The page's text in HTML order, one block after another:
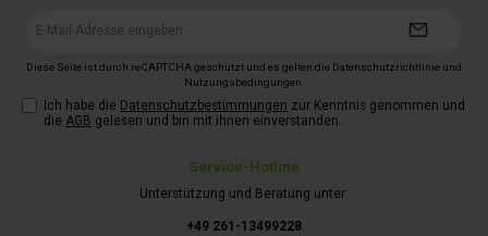
Service-Hotline
Unterstützung und Beratung unter:
+49 261-13499228
Diese Seite ist durch reCAPTCHA geschützt und es gelten die Datenschutzrichtlinie und
Nutzungsbedingungen.
Ich habe die Datenschutzbestimmungen zur Kenntnis genommen und
die AGB gelesen und bin mit ihnen einverstanden.